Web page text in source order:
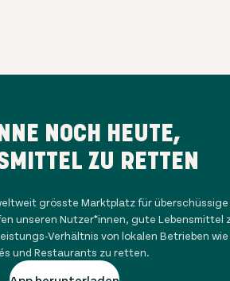
NOCH HEUTE,
ZU RETTEN
grösste Marktplatz für überschüssige
unseren Nutzer*innen, gute Lebensmittel
Verhältnis von lokalen Betrieben wie
und Restaurants zu retten.